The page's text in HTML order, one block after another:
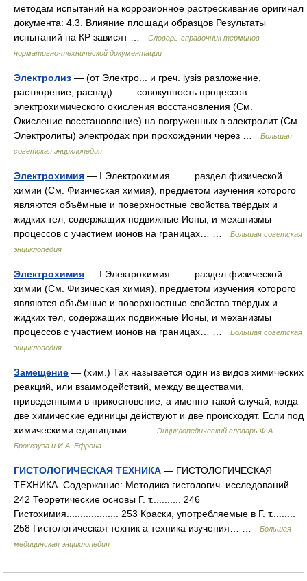
методам испытаний на коррозионное растрескивание оригинал
документа: 4.3. Влияние площади образцов Результаты
испытаний на КР зависят …
Словарь-справочник терминов
нормативно-технической документации
Электролиз — (от Электро... и греч. lysis разложение,
растворение, распад) совокупность процессов
электрохимического окисления восстановления (См.
Окисление восстановление) на погруженных в электролит (См.
Электролиты) электродах при прохождении через …
Большая
советская энциклопедия
Электрохимия — I Электрохимия раздел физической
химии (См. Физическая химия), предметом изучения которого
являются объёмные и поверхностные свойства твёрдых и
жидких тел, содержащих подвижные Ионы, и механизмы
процессов с участием ионов на границах… …
Большая советская
энциклопедия
Электрохимия — I Электрохимия раздел физической
химии (См. Физическая химия), предметом изучения которого
являются объёмные и поверхностные свойства твёрдых и
жидких тел, содержащих подвижные Ионы, и механизмы
процессов с участием ионов на границах… …
Большая советская
энциклопедия
Замещение — (хим.) Так называется один из видов химических
реакций, или взаимодействий, между веществами,
приведенными в прикосновение, а именно такой случай, когда
две химические единицы действуют и две происходят. Если под
химическими единицами… …
Энциклопедический словарь Ф.А.
Брокгауза и И.А. Ефрона
ГИСТОЛОГИЧЕСКАЯ ТЕХНИКА — ГИСТОЛОГИЧЕСКАЯ
ТЕХНИКА. Содержание: Методика гистологич. исследований.....
242 Теоретические основы Г. т........... 246
Гистохимия................... 253 Краски, употребляемые в Г. т.........
258 Гистологическая техник а техника изучения… …
Большая
медицинская энциклопедия